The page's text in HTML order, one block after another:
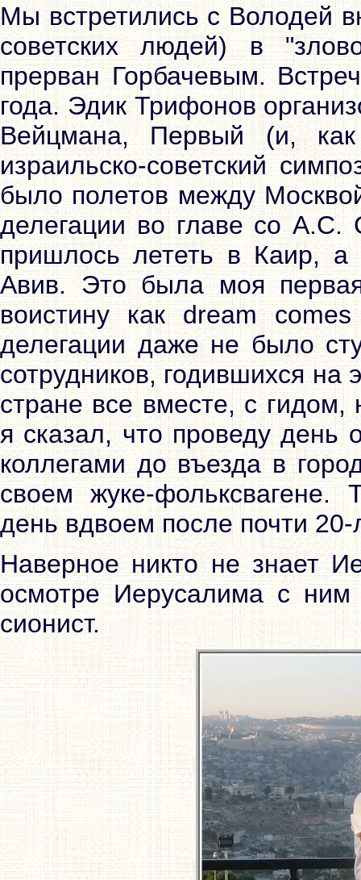
Мы встретились с Володей
советских людей) в
прерван Горбачевым.
года. Эдик Трифонов
Вейцмана, Первый (и, как
израильско-советский
было полетов между
делегации во главе со
пришлось лететь в Каир, а
Авив. Это была моя
воистину как dream
делегации даже не было
сотрудников, годившихся
стране все вместе, с
я сказал, что проведу день
коллегами до въезда в
своем жуке-
день вдвоем после почти 20-
Наверное никто не знает
осмотре Иерусалима с
сионист.